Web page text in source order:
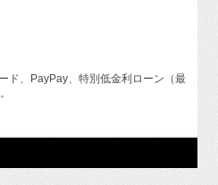
ド、PayPay、特別低金利ローン（最